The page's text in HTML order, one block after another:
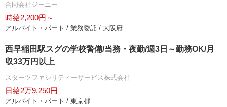
合同会社ジーニー
時給2,200円～
アルバイト・パート / 業務委託 / 大阪府
西早稲田駅スグの学校警備/当務・夜勤/週3日～勤務OK/月
収33万円以上
スターツファシリティーサービス株式会社
日給2万9,250円
アルバイト・パート / 東京都